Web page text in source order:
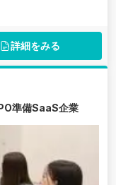
詳細をみる
準備SaaS企業